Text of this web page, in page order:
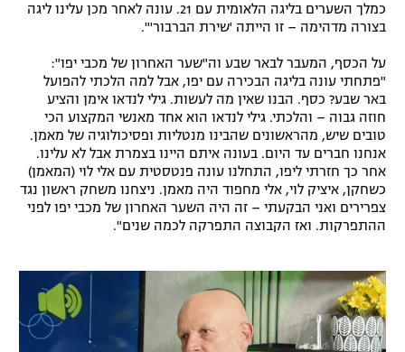
כמלך השערים בליגה הלאומית עם 21. עונה לאחר מכן עלינו ליגה
בצורה מדהימה – זו הייתה 'שירת הברבור'".
על הכסף, המעבר לבאר שבע וה"שער האחרון של מכבי יפו":
"פתחתי עונה בליגה הבכירה עם יפו, אבל למה הלכתי להפועל
באר שבע? כסף. הבנו שאין מה לעשות. גילי לנדאו אימן והציע
חוזה גבוה – והלכתי. גילי לנדאו הוא אחד מאנשי המקצוע הכי
טובים שיש, מהראשונים שהבינו מנטליות ופסיכולוגיה של מאמן.
אנחנו חברים עד היום. בעונה איתם היינו בצמרת אבל לא עלינו.
אחר כך חזרתי ליפו, התחלנו עונה פנטסטית עם אלי לוי (המאמן)
כשחקן, איציק לוי, אלי מחפוד היה מאמן. ניצחנו משחק ראשון נגד
צפרירים ואני הבקעתי – זה היה השער האחרון של מכבי יפו לפני
ההתפרקות. ואז הקבוצה התפרקה לכמה שנים".